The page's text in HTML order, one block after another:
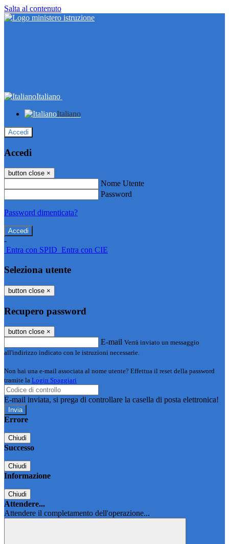
Salta al contenuto
Italiano
Italiano
Accedi
Accedi
button close ×
Nome Utente
Password
Password dimenticata?
-
Entra con SPID Entra con CIE
Seleziona utente
button close ×
Recupero password
button close ×
E-mail Verrà inviato un messaggio
all'indirizzo indicato con le istruzioni necessarie.
Non hai una e-mail associata al nome utente? Effettua il reset della password
tramite la Login Spaggiari
E-mail inviata, si prega di controllare la casella di posta elettronica!
Errore
Chiudi
Successo
Chiudi
Informazione
Chiudi
Attendere...
Attendere il completamento dell'operazione...